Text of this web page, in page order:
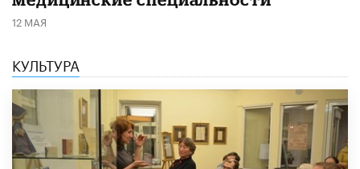
12 МАЯ
КУЛЬТУРА